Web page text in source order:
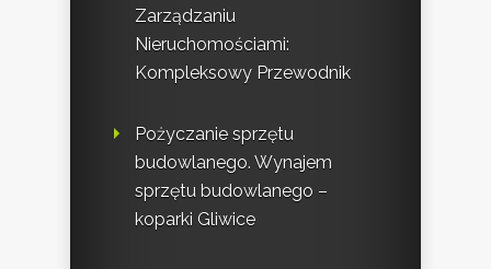
Zarządzaniu
Nieruchomościami:
Kompleksowy Przewodnik
Pożyczanie sprzętu
budowlanego. Wynajem
sprzętu budowlanego –
koparki Gliwice